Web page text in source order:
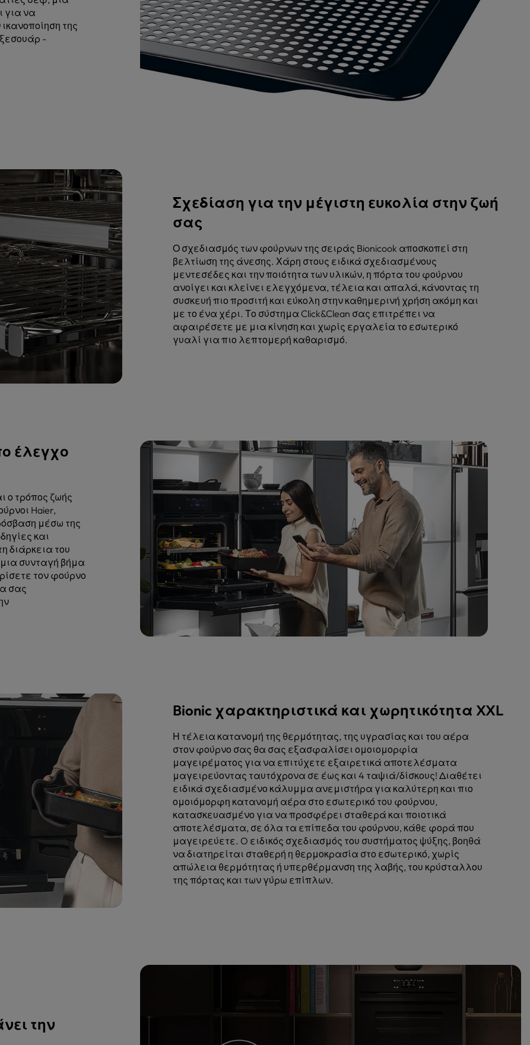
για να
της
-
Σχεδίαση για την μέγιστη ευκολία στην ζωή
σας
Ο σχεδιασμός των φούρνων της σειράς Bionicook αποσκοπεί στη
βελτίωση της άνεσης. Χάρη στους ειδικά σχεδιασμένους
μεντεσέδες και την ποιότητα των υλικών, η πόρτα του φούρνου
ανοίγει και κλείνει ελεγχόμενα, τέλεια και απαλά, κάνοντας τη
συσκευή πιο προσιτή και εύκολη στην καθημερινή χρήση ακόμη και
με το ένα χέρι. Το σύστημα Click&Clean σας επιτρέπει να
αφαιρέσετε με μια κίνηση και χωρίς εργαλεία το εσωτερικό
γυαλί για πιο λεπτομερή καθαρισμό.
έλεγχο
ο τρόπος ζωής
Haier,
μέσω της
και
διάρκεια του
συνταγή βήμα
τον φούρνο
σας
Bionic χαρακτηριστικά και χωρητικότητα XXL
Η τέλεια κατανομή της θερμότητας, της υγρασίας και του αέρα
στον φούρνο σας θα σας εξασφαλίσει ομοιομορφία
μαγειρέματος για να επιτύχετε εξαιρετικά αποτελέσματα
μαγειρεύοντας ταυτόχρονα σε έως και 4 ταψιά/δίσκους! Διαθέτει
ειδικά σχεδιασμένο κάλυμμα ανεμιστήρα για καλύτερη και πιο
ομοιόμορφη κατανομή αέρα στο εσωτερικό του φούρνου,
κατασκευασμένο για να προσφέρει σταθερά και ποιοτικά
αποτελέσματα, σε όλα τα επίπεδα του φούρνου, κάθε φορά που
μαγειρεύετε. O ειδικός σχεδιασμός του συστήματος ψύξης, βοηθά
να διατηρείται σταθερή η θερμοκρασία στο εσωτερικό, χωρίς
απώλεια θερμότητας ή υπερθέρμανση της λαβής, του κρύσταλλου
της πόρτας και των γύρω επίπλων.
την